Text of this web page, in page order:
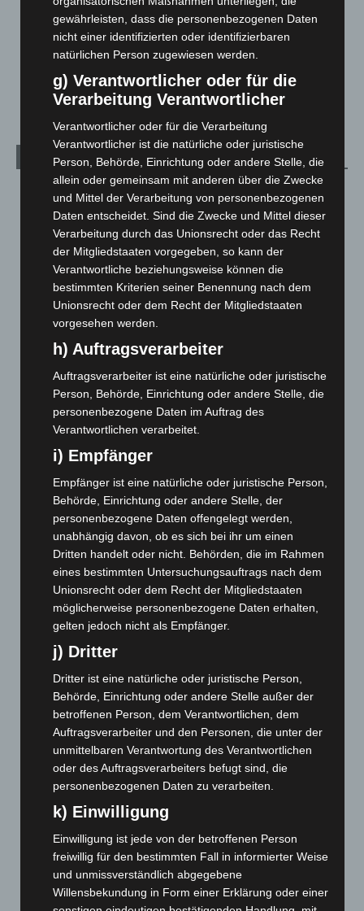
Menschen
Über uns
Archiv
August 2026(12)
Juli 2026(73)
Juni 2026(139)
Mai 2026(99)
April 2026(99)
März 2026(115)
Februar 2026(109)
Januar 2026
Dezember 2025(103)
November 2025(114)
Oktober 2025(112)
September 2025(93)
August 2025(90)
Juli 2025(90)
Juni 2025(103)
Mai 2025(112)
April 2025
März 2025(111)
Februar 2025(96)
Januar 2025(88)
Dezember 2024(89)
November 2024(94)
Oktober 2024(93)
September 2024(112)
(107)
Juli 2024 (89)
Mai 2024(149)
April 2024(102)
März 2024(103)
gewährleisten, dass die personenbezogenen Daten
nicht einer identifizierten oder identifizierbaren
natürlichen Person zugewiesen werden.
g) Verantwortlicher oder für die
Verarbeitung Verantwortlicher
Verantwortlicher oder für die Verarbeitung
Verantwortlicher ist die natürliche oder juristische
Person, Behörde, Einrichtung oder andere Stelle, die
allein oder gemeinsam mit anderen über die Zwecke
und Mittel der Verarbeitung von personenbezogenen
Daten entscheidet. Sind die Zwecke und Mittel dieser
Verarbeitung durch das Unionsrecht oder das Recht
der Mitgliedstaaten vorgegeben, so kann der
Verantwortliche beziehungsweise können die
bestimmten Kriterien seiner Benennung nach dem
Unionsrecht oder dem Recht der Mitgliedstaaten
vorgesehen werden.
h) Auftragsverarbeiter
Auftragsverarbeiter ist eine natürliche oder juristische
Person, Behörde, Einrichtung oder andere Stelle, die
personenbezogene Daten im Auftrag des
Verantwortlichen verarbeitet.
i) Empfänger
Empfänger ist eine natürliche oder juristische Person,
Behörde, Einrichtung oder andere Stelle, der
personenbezogene Daten offengelegt werden,
unabhängig davon, ob es sich bei ihr um einen
Dritten handelt oder nicht. Behörden, die im Rahmen
eines bestimmten Untersuchungsauftrags nach dem
Unionsrecht oder dem Recht der Mitgliedstaaten
möglicherweise personenbezogene Daten erhalten,
gelten jedoch nicht als Empfänger.
j) Dritter
Dritter ist eine natürliche oder juristische Person,
Behörde, Einrichtung oder andere Stelle außer der
betroffenen Person, dem Verantwortlichen, dem
Auftragsverarbeiter und den Personen, die unter der
unmittelbaren Verantwortung des Verantwortlichen
oder des Auftragsverarbeiters befugt sind, die
personenbezogenen Daten zu verarbeiten.
k) Einwilligung
Einwilligung ist jede von der betroffenen Person
freiwillig für den bestimmten Fall in informierter Weise
und unmissverständlich abgegebene
Willensbekundung in Form einer Erklärung oder einer